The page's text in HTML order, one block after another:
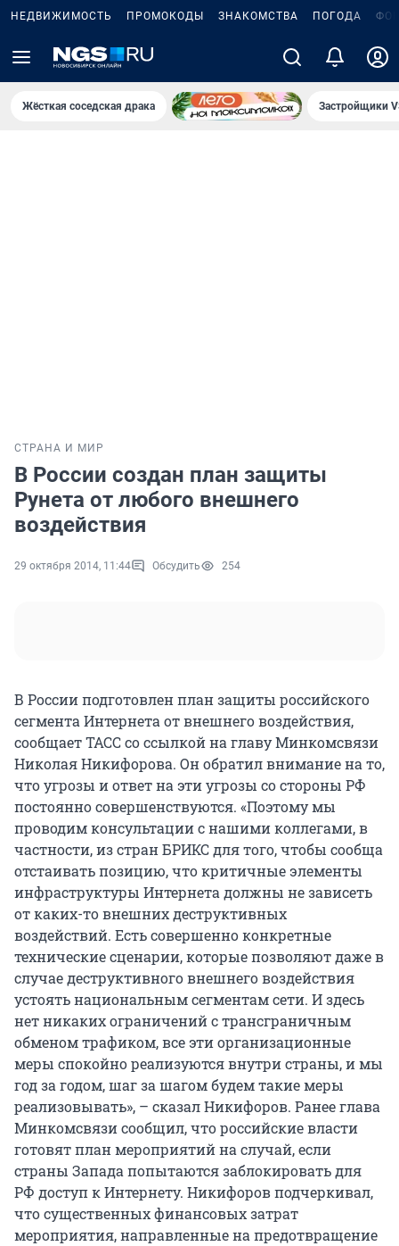
НЕДВИЖИМОСТЬ ПРОМОКОДЫ ЗНАКОМСТВА ПОГОДА
Жёсткая соседская драка Застройщики
СТРАНА И МИР
В России создан план защиты
Рунета от любого внешнего
воздействия
29 октября 2014, 11:44 Обсудить 254
В России подготовлен план защиты российского
сегмента Интернета от внешнего воздействия,
сообщает ТАСС со ссылкой на главу Минкомсвязи
Николая Никифорова. Он обратил внимание на то,
что угрозы и ответ на эти угрозы со стороны РФ
постоянно совершенствуются. «Поэтому мы
проводим консультации с нашими коллегами, в
частности, из стран БРИКС для того, чтобы сообща
отстаивать позицию, что критичные элементы
инфраструктуры Интернета должны не зависеть
от каких-то внешних деструктивных
воздействий. Есть совершенно конкретные
технические сценарии, которые позволяют даже в
случае деструктивного внешнего воздействия
устоять национальным сегментам сети. И здесь
нет никаких ограничений с трансграничным
обменом трафиком, все эти организационные
меры спокойно реализуются внутри страны, и мы
год за годом, шаг за шагом будем такие меры
реализовывать», – сказал Никифоров. Ранее глава
Минкомсвязи сообщил, что российские власти
готовят план мероприятий на случай, если
страны Запада попытаются заблокировать для
РФ доступ к Интернету. Никифоров подчеркивал,
что существенных финансовых затрат
мероприятия, направленные на предотвращение